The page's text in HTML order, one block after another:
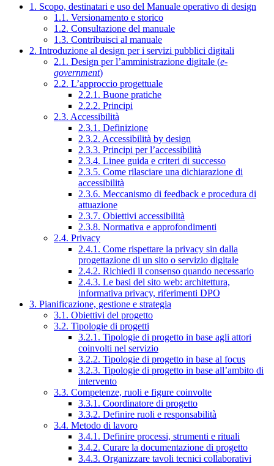
1. Scopo, destinatari e uso del Manuale operativo di design
1.1. Versionamento e storico
1.2. Consultazione del manuale
1.3. Contribuisci al manuale
2. Introduzione al design per i servizi pubblici digitali
2.1. Design per l’amministrazione digitale (e-
government)
2.2. L’approccio progettuale
2.2.1. Buone pratiche
2.2.2. Principi
2.3. Accessibilità
2.3.1. Definizione
2.3.2. Accessibilità by design
2.3.3. Principi per l’accessibilità
2.3.4. Linee guida e criteri di successo
2.3.5. Come rilasciare una dichiarazione di
accessibilità
2.3.6. Meccanismo di feedback e procedura di
attuazione
2.3.7. Obiettivi accessibilità
2.3.8. Normativa e approfondimenti
2.4. Privacy
2.4.1. Come rispettare la privacy sin dalla
progettazione di un sito o servizio digitale
2.4.2. Richiedi il consenso quando necessario
2.4.3. Le basi del sito web: architettura,
informativa privacy, riferimenti DPO
3. Pianificazione, gestione e strategia
3.1. Obiettivi del progetto
3.2. Tipologie di progetti
3.2.1. Tipologie di progetto in base agli attori
coinvolti nel servizio
3.2.2. Tipologie di progetto in base al focus
3.2.3. Tipologie di progetto in base all’ambito di
intervento
3.3. Competenze, ruoli e figure coinvolte
3.3.1. Coordinatore di progetto
3.3.2. Definire ruoli e responsabilità
3.4. Metodo di lavoro
3.4.1. Definire processi, strumenti e rituali
3.4.2. Curare la documentazione di progetto
3.4.3. Organizzare tavoli tecnici collaborativi